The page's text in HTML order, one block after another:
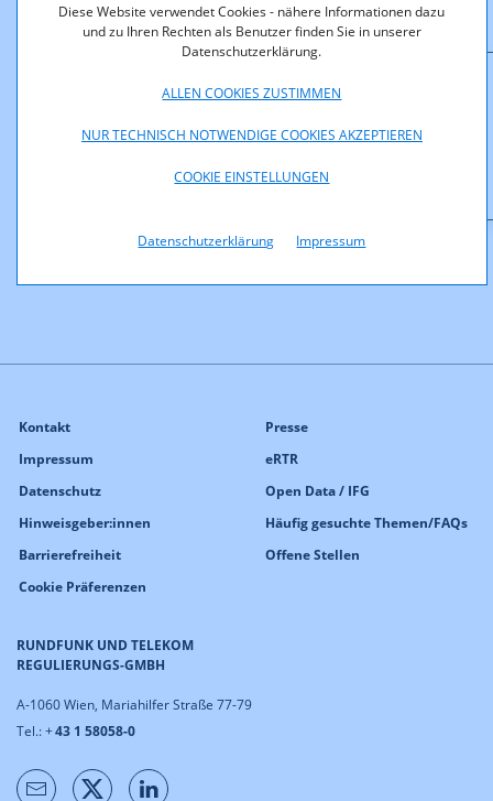
Diese Website verwendet Cookies - nähere Informationen dazu
und zu Ihren Rechten als Benutzer finden Sie in unserer
Datenschutzerklärung.
ALLEN COOKIES ZUSTIMMEN
NUR TECHNISCH NOTWENDIGE COOKIES AKZEPTIEREN
COOKIE EINSTELLUNGEN
Datenschutzerklärung Impressum
Downloads
Ausschreibungsunterlagen_UMTS.pdf (pdf, 284,9
RUNDFUNK UND TELEKOM
REGULIERUNGS-GMBH
A-1060 Wien, Mariahilfer Straße 77-79
Tel.: +43 1 58058-0
Kontakt
Impressum
Datenschutz
Hinweisgeber:innen
Barrierefreiheit
Cookie Präferenzen
Presse
eRTR
Open Data / IFG
Häufig gesuchte Themen/FAQs
Offene Stellen